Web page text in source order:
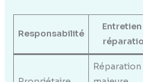
Responsabilité
Entretien
Réparation